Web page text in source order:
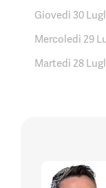
Giovedì 30
Mercoledì 29
Martedì 28